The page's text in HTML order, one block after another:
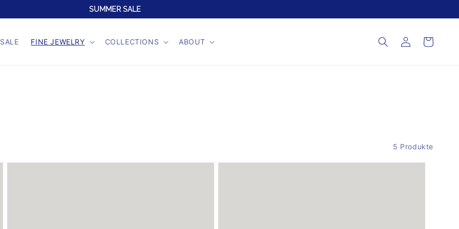
SUMMER SALE
SALE FINE JEWELRY COLLECTIONS ABOUT EinloggenWarenkorb
5 Produkte